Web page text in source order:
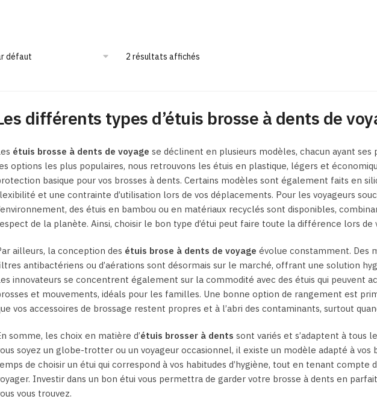
peuvent
choisies
sur
la
page
du
produit
plusieurs
peuvent
choisies
la
page
du
produit
2 résultats affichés
différents types d’étuis brosse à dents de
étuis brosse à dents de voyage se déclinent en plusieurs modèles, chacun ayant ses
options les plus populaires, nous retrouvons les étuis en plastique, légers et
basique pour vos brosses à dents. Certains modèles sont également faits en
et une contrainte d’utilisation lors de vos déplacements. Pour les voyageurs
des étuis en bambou ou en matériaux recyclés sont disponibles,
de la planète. Ainsi, choisir le bon type d’étui peut faire toute la différence lors de
ailleurs, la conception des étuis brose à dents de voyage évolue constamment. Des
antibactériens ou d’aérations sont désormais sur le marché, offrant une solution
innovateurs se concentrent également sur la commodité avec des étuis qui peuvent
et mouvements, idéals pour les familles. Une bonne option de rangement est
vos accessoires de brossage restent propres et à l’abri des contaminants, surtout
somme, les choix en matière d’étuis brosser à dents sont variés et s’adaptent à tous
soyez un globe-trotter ou un voyageur occasionnel, il existe un modèle adapté à vos
de choisir un étui qui correspond à vos habitudes d’hygiène, tout en tenant compte
Investir dans un bon étui vous permettra de garder votre brosse à dents en
vous trouvez.